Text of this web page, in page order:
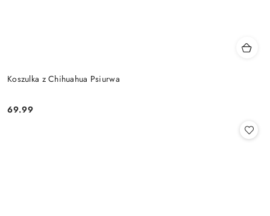
Koszulka z Chihuahua Psiurwa
Cena:
69.99